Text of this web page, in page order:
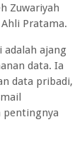
Zuwariyah
Pratama.
adalah ajang
data. Ia
data pribadi,
pentingnya